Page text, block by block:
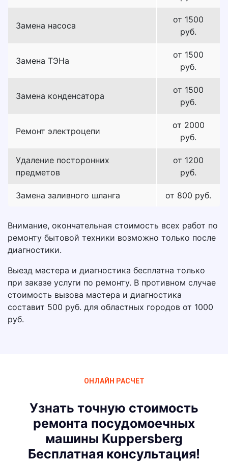
Замена насоса
от 1500
руб.
Замена ТЭНа
от 1500
руб.
Замена конденсатора
от 1500
руб.
Ремонт электроцепи
от 2000
руб.
Удаление посторонних
предметов
от 1200
руб.
Замена заливного шланга от 800 руб.
Внимание, окончательная стоимость всех работ по
ремонту бытовой техники возможно только после
диагностики.
Выезд мастера и диагностика бесплатна только
при заказе услуги по ремонту. В противном случае
стоимость вызова мастера и диагностика
составит 500 руб. для областных городов от 1000
руб.
ОНЛАЙН РАСЧЕТ
Узнать точную стоимость
ремонта посудомоечных
машины Kuppersberg
Бесплатная консультация!